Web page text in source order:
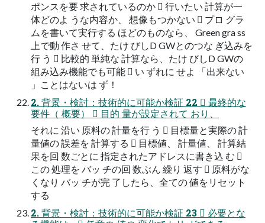
ポンスを要 求されているのか  行いたい 計算が一
体どのよ うな内容か、 想像もつかない  プロ グラ
ムを書いて実行する ほどのものなら、 Green gra ss
上で動 作さ せて、たけ びしD GWとのつな ぎ込みを
行 う  比較的 単純な 計算なら、たけ びしD GWの
組み込み機能でも可能  い ずれに せよ 「出来ない
」ことはないは ず！
2. 背景・検討：技術的に可能か検証 22  最終的な
要件（ 概要）  目的 量が設定されて おり、
それに 沿い 原料の 計量を行 う  目標量と実際の 計
量値の 誤差を 計算する  目標値、 計量値、 計算結
果を回 数ごとに 指定されたアドレスに書き込 む 
この 処理を バッ チの回 数ぶん 繰り 返す  原料がな
くなり バッ チが完 了したら、全ての 値をリセット
する
2. 背景・検討：技術的に可能か検証 23  必要とな